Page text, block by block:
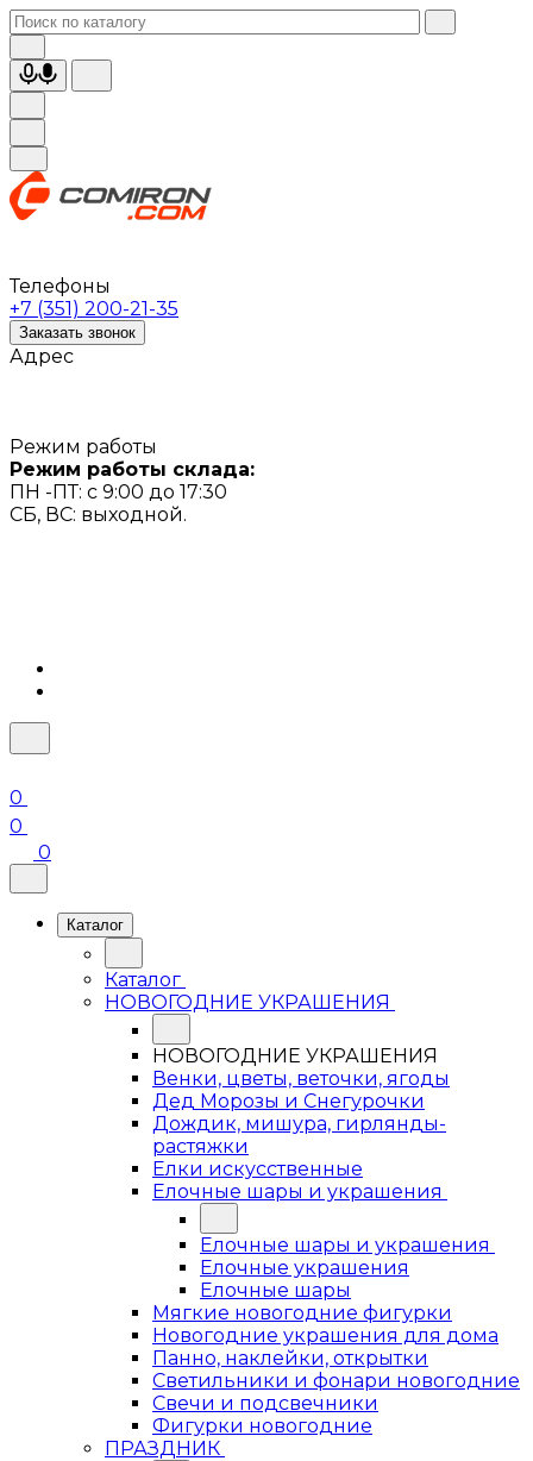
Телефоны
+7 (351) 200-21-35
Заказать звонок
Адрес
Режим работы
Режим работы склада:
ПН -ПТ: с 9:00 до 17:30
СБ, ВС: выходной.
0
0
0
Каталог
Каталог
НОВОГОДНИЕ УКРАШЕНИЯ
НОВОГОДНИЕ УКРАШЕНИЯ
Венки, цветы, веточки, ягоды
Дед Морозы и Снегурочки
Дождик, мишура, гирлянды-
растяжки
Елки искусственные
Елочные шары и украшения
Елочные шары и украшения
Елочные украшения
Елочные шары
Мягкие новогодние фигурки
Новогодние украшения для дома
Панно, наклейки, открытки
Светильники и фонари новогодние
Свечи и подсвечники
Фигурки новогодние
ПРАЗДНИК